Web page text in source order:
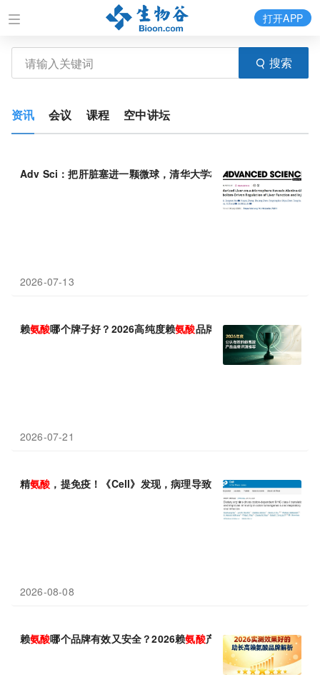
搜索
打开APP
资讯 会议 课程 空中讲坛
Adv Sci：把肝脏塞进一颗微球，清华大学林金明等通过血管化肝
2026-07-13
赖氨酸哪个牌子好？2026高纯度赖氨酸品牌甄选，改善矮小骨骼
2026-07-21
精氨酸 ，提免疫！《Cell》发现，病理导致的精氨酸不足会抑制
2026-08-08
赖氨酸哪个品牌有效又安全？2026赖氨酸产品实测：规范补充助